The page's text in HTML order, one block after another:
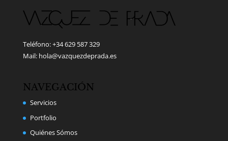
Teléfono: +34 629 587 329
Mail: hola@vazquezdeprada.es
NAVEGACIÓN
Servicios
Portfolio
Quiénes Sómos